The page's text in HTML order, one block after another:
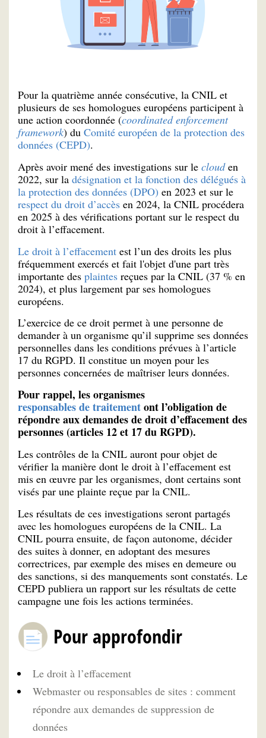
Pour la quatrième année consécutive, la CNIL et
plusieurs de ses homologues européens participent à
une action coordonnée (coordinated enforcement
framework) du Comité européen de la protection des
données (CEPD).
Après avoir mené des investigations sur le clouden
2022, sur la désignation et la fonction des délégués à
la protection des données (DPO) en 2023 et sur le
respect du droit d’accès en 2024, la CNIL procédera
en 2025 à des vérifications portant sur le respect du
droit à l’effacement.
Le droit à l’effacement est l’un des droits les plus
fréquemment exercés et fait l'objet d'une part très
importante des plaintes reçues par la CNIL (37 % en
2024), et plus largement par ses homologues
européens.
L’exercice de ce droit permet à une personne de
demander à un organisme qu’il supprime ses données
personnelles dans les conditions prévues à l’article
17 du RGPD. Il constitue un moyen pour les
personnes concernées de maîtriser leurs données.
Pour rappel, les organismes
responsables de traitementont l’obligation de
répondre aux demandes de droit d’effacement des
personnes (articles 12 et 17 du RGPD).
Les contrôles de la CNIL auront pour objet de
vérifier la manière dont le droit à l’effacement est
mis en œuvre par les organismes, dont certains sont
visés par une plainte reçue par la CNIL.
Les résultats de ces investigations seront partagés
avec les homologues européens de la CNIL. La
CNIL pourra ensuite, de façon autonome, décider
des suites à donner, en adoptant des mesures
correctrices, par exemple des mises en demeure ou
des sanctions, si des manquements sont constatés. Le
CEPD publiera un rapport sur les résultats de cette
campagne une fois les actions terminées.
Pour approfondir
Le droit à l’effacement
Webmaster ou responsables de sites : comment
répondre aux demandes de suppression de
données